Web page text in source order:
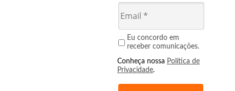
Eu concordo em
receber comunicações.
Conheça nossa Política de
Privacidade.